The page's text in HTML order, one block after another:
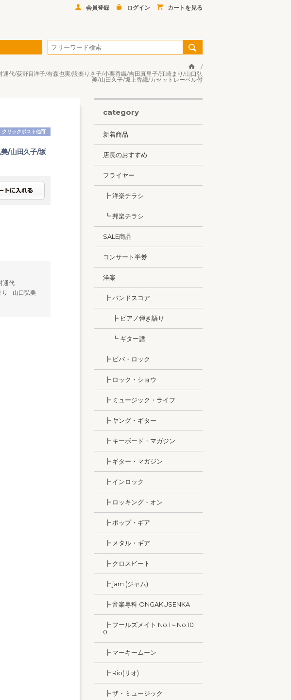
会員登録 ログイン カートを見る
代/荻野目洋子/有森也実/設楽りさ子/小栗香織/吉田真里子/江崎まり/山口弘
美/山田久子/坂上香織/カセットレーベル付
クリックポスト他可
/山田久子/坂
通代
山口弘美
category
新着商品
店長のおすすめ
フライヤー
┣ 洋楽チラシ
┗ 邦楽チラシ
SALE商品
コンサート半券
洋楽
┣ バンドスコア
┣ ピアノ弾き語り
┗ ギター譜
┣ ビバ・ロック
┣ ロック・ショウ
┣ ミュージック・ライフ
┣ ヤング・ギター
┣ キーボード・マガジン
┣ ギター・マガジン
┣ インロック
┣ ロッキング・オン
┣ ポップ・ギア
┣ メタル・ギア
┣ クロスビート
┣ jam (ジャム)
┣ 音楽専科 ONGAKUSENKA
┣ フールズメイト No.1～No.10
0
┣ マーキームーン
┣ Rio(リオ)
┣ ザ・ミュージック